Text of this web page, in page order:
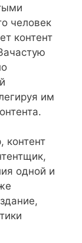
человек
контент
им
контент
одной и